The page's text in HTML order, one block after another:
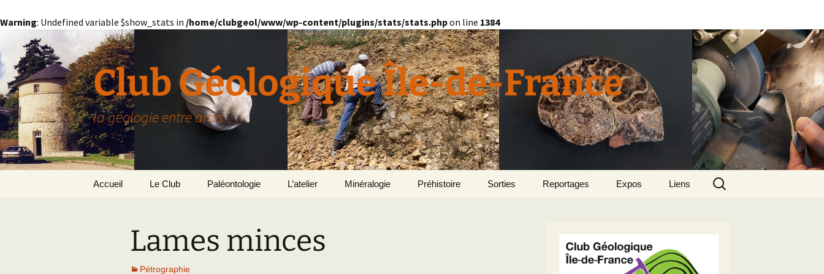
Warning: Undefined variable $show_stats in /home/clubgeol/www/wp-content/plugins/stats/stats.phpon line 1384
au
contenu
Club Géologique Île-de-France
la géologie entre amis
Accueil Le Club
Paris
Grignon
Paléontologie
Le Bassin Parisien
L’atelier Minéralogie Préhistoire Sorties Reportages Expos Liens
Rechercher :
Lames minces
Pétrographie